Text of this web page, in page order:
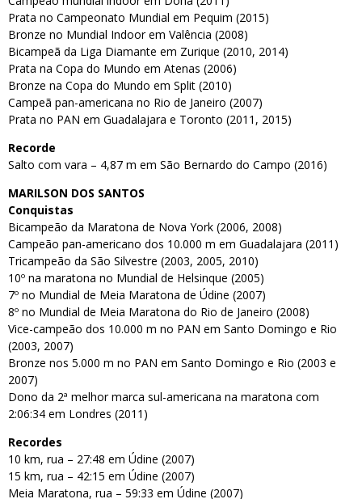
Prata no Campeonato Mundial em Pequim (2015)
Bronze no Mundial Indoor em Valência (2008)
Bicampeã da Liga Diamante em Zurique (2010, 2014)
Prata na Copa do Mundo em Atenas (2006)
Bronze na Copa do Mundo em Split (2010)
Campeã pan-americana no Rio de Janeiro (2007)
Prata no PAN em Guadalajara e Toronto (2011, 2015)
Recorde
Salto com vara – 4,87 m em São Bernardo do Campo (2016)
MARILSON DOS SANTOS
Conquistas
Bicampeão da Maratona de Nova York (2006, 2008)
Campeão pan-americano dos 10.000 m em Guadalajara (2011)
Tricampeão da São Silvestre (2003, 2005, 2010)
10º na maratona no Mundial de Helsinque (2005)
7º no Mundial de Meia Maratona de Údine (2007)
8º no Mundial de Meia Maratona do Rio de Janeiro (2008)
Vice-campeão dos 10.000 m no PAN em Santo Domingo e Rio
(2003, 2007)
Bronze nos 5.000 m no PAN em Santo Domingo e Rio (2003 e
2007)
Dono da 2ª melhor marca sul-americana na maratona com
2:06:34 em Londres (2011)
Recordes
10 km, rua – 27:48 em Údine (2007)
15 km, rua – 42:15 em Údine (2007)
Meia Maratona, rua – 59:33 em Údine (2007)